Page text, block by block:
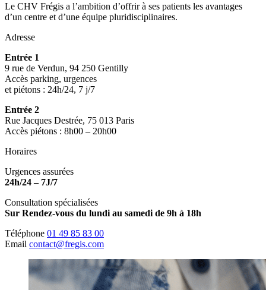
Le CHV Frégis a l’ambition d’offrir à ses patients les avantages
d’un centre et d’une équipe pluridisciplinaires.
Adresse
Entrée 1
9 rue de Verdun, 94 250 Gentilly
Accès parking, urgences
et piétons : 24h/24, 7 j/7
Entrée 2
Rue Jacques Destrée, 75 013 Paris
Accès piétons : 8h00 – 20h00
Horaires
Urgences assurées
24h/24 – 7J/7
Consultation spécialisées
Sur Rendez-vous du lundi au samedi de 9h à 18h
Téléphone 01 49 85 83 00
Email contact@fregis.com